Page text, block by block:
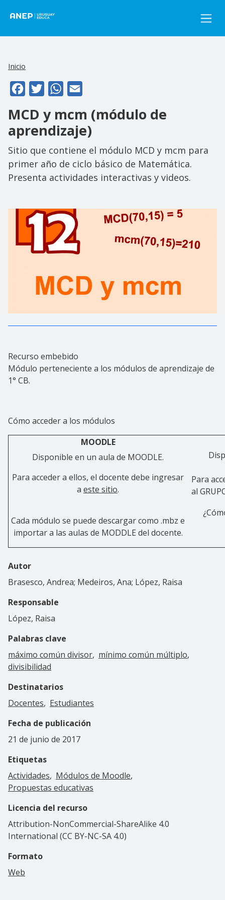
Inicio
FacebookTwitterWhatsApp
MCD y mcm (módulo de
aprendizaje)
Sitio que contiene el módulo MCD y mcm para
primer año de ciclo básico de Matemática.
Presenta actividades interactivas y videos.
Recurso embebido
Módulo perteneciente a los módulos de aprendizaje de
1° CB.
Cómo acceder a los módulos
MOODLE
Disponible en un aula de MOODLE.
Para acceder a ellos, el docente debe ingresar
a este sitio.
Para
al
Cada módulo se puede descargar como .mbz e
importar a las aulas de MODDLE del docente.
Autor
Brasesco, Andrea; Medeiros, Ana; López, Raisa
Responsable
López, Raisa
Palabras clave
máximo común divisor mínimo común múltiplo
divisibilidad
Destinatarios
Docentes
Estudiantes
Fecha de publicación
21 de junio de 2017
Etiquetas
Actividades
Módulos de Moodle
Propuestas educativas
Licencia del recurso
Attribution-NonCommercial-ShareAlike 4.0
International (CC BY-NC-SA 4.0)
Formato
Web